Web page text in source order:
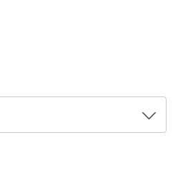
legislativas